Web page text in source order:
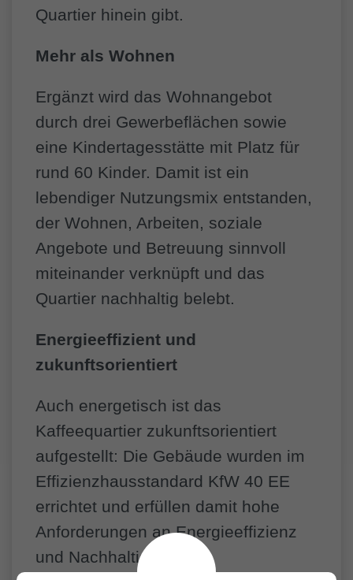
Quartier hinein gibt.
Mehr als Wohnen
Ergänzt wird das Wohnangebot
durch drei Gewerbeflächen sowie
eine Kindertagesstätte mit Platz für
rund 60 Kinder. Damit ist ein
lebendiger Nutzungsmix entstanden,
der Wohnen, Arbeiten, soziale
Angebote und Betreuung sinnvoll
miteinander verknüpft und das
Quartier nachhaltig belebt.
Energieeffizient und
zukunftsorientiert
Auch energetisch ist das
Kaffeequartier zukunftsorientiert
aufgestellt: Die Gebäude wurden im
Effizienzhausstandard KfW 40 EE
errichtet und erfüllen damit hohe
Anforderungen an Energieeffizienz
und Nachhaltigkeit.